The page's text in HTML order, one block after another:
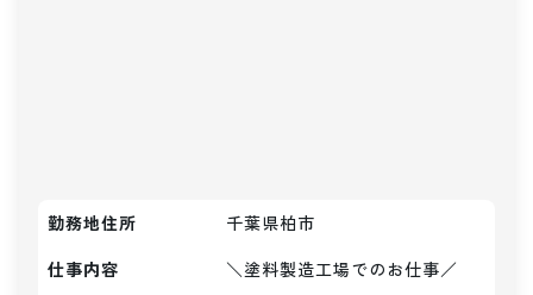
勤務地住所
千葉県柏市
仕事内容
＼塗料製造工場でのお仕事／